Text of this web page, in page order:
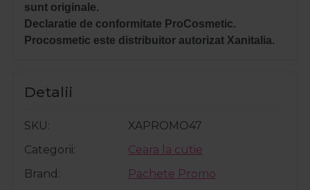
sunt originale.
Declaratie de conformitate ProCosmetic.
Procosmetic este distribuitor autorizat Xanitalia.
Detalii
SKU
XAPROMO47
Categorii
Ceara la cutie
Brand
Pachete Promo